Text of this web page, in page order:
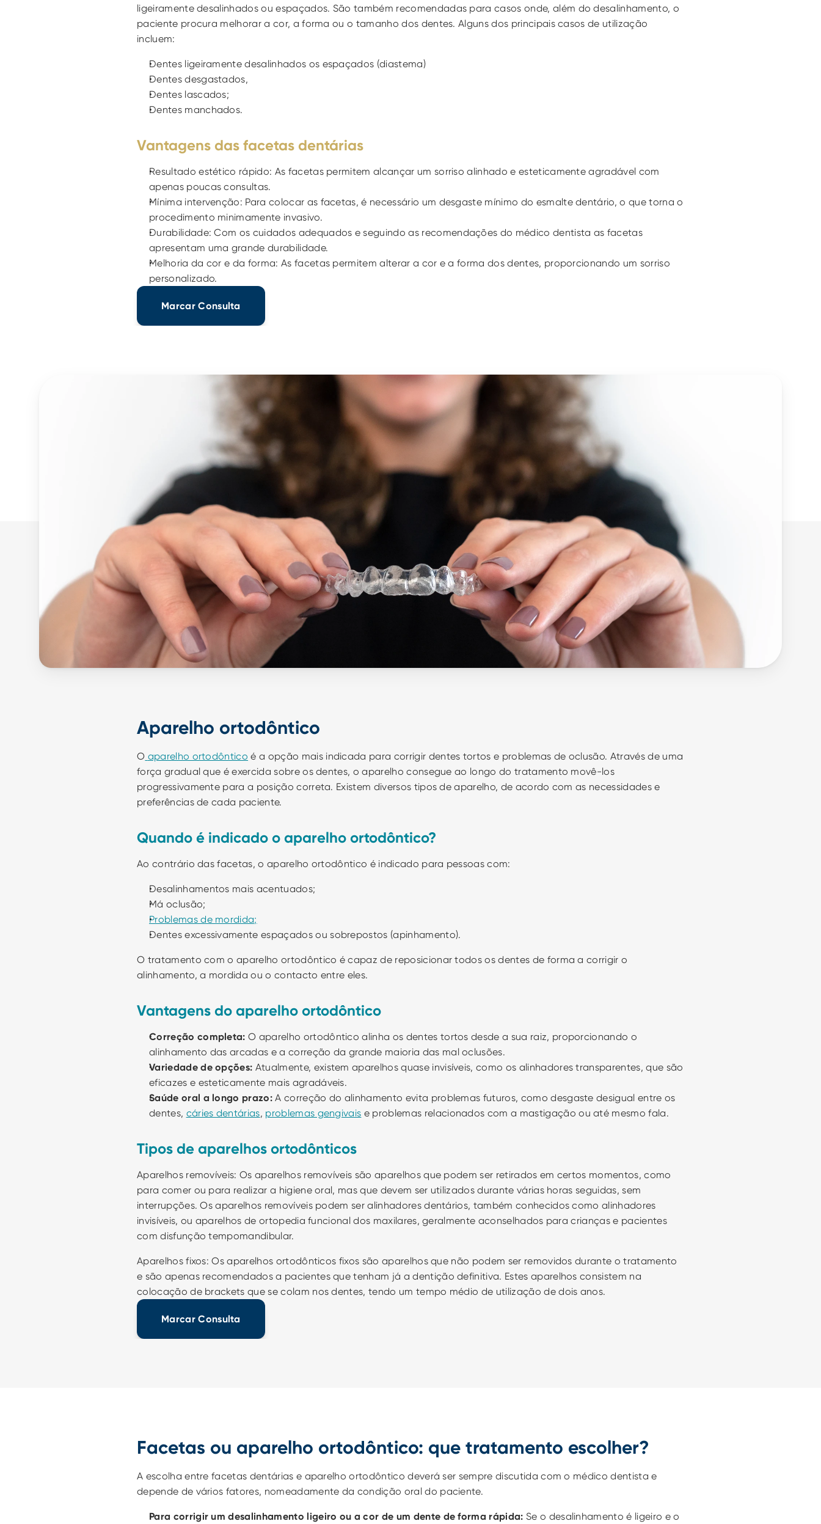
ligeiramente desalinhados ou espaçados. São também recomendadas para casos onde, além do desalinhamento, o
paciente procura melhorar a cor, a forma ou o tamanho dos dentes. Alguns dos principais casos de utilização
incluem:
Dentes ligeiramente desalinhados os espaçados (diastema)
Dentes desgastados,
Dentes lascados;
Dentes manchados.
Vantagens das facetas dentárias
Resultado estético rápido: As facetas permitem alcançar um sorriso alinhado e esteticamente agradável com
apenas poucas consultas.
Mínima intervenção: Para colocar as facetas, é necessário um desgaste mínimo do esmalte dentário, o que torna o
procedimento minimamente invasivo.
Durabilidade: Com os cuidados adequados e seguindo as recomendações do médico dentista as facetas
apresentam uma grande durabilidade.
Melhoria da cor e da forma: As facetas permitem alterar a cor e a forma dos dentes, proporcionando um sorriso
personalizado.
Marcar Consulta
Aparelho ortodôntico
O aparelho ortodôntico é a opção mais indicada para corrigir dentes tortos e problemas de oclusão. Através de uma
força gradual que é exercida sobre os dentes, o aparelho consegue ao longo do tratamento movê-los
progressivamente para a posição correta. Existem diversos tipos de aparelho, de acordo com as necessidades e
preferências de cada paciente.
Quando é indicado o aparelho ortodôntico?
Ao contrário das facetas, o aparelho ortodôntico é indicado para pessoas com:
Desalinhamentos mais acentuados;
Má oclusão;
Problemas de mordida;
Dentes excessivamente espaçados ou sobrepostos (apinhamento).
O tratamento com o aparelho ortodôntico é capaz de reposicionar todos os dentes de forma a corrigir o
alinhamento, a mordida ou o contacto entre eles.
Vantagens do aparelho ortodôntico
Correção completa: O aparelho ortodôntico alinha os dentes tortos desde a sua raiz, proporcionando o
alinhamento das arcadas e a correção da grande maioria das mal oclusões.
Variedade de opções: Atualmente, existem aparelhos quase invisíveis, como os alinhadores transparentes, que são
eficazes e esteticamente mais agradáveis.
Saúde oral a longo prazo: A correção do alinhamento evita problemas futuros, como desgaste desigual entre os
dentes, cáries dentárias, problemas gengivais e problemas relacionados com a mastigação ou até mesmo fala.
Tipos de aparelhos ortodônticos
Aparelhos removíveis: Os aparelhos removíveis são aparelhos que podem ser retirados em certos momentos, como
para comer ou para realizar a higiene oral, mas que devem ser utilizados durante várias horas seguidas, sem
interrupções. Os aparelhos removíveis podem ser alinhadores dentários, também conhecidos como alinhadores
invisíveis, ou aparelhos de ortopedia funcional dos maxilares, geralmente aconselhados para crianças e pacientes
com disfunção tempomandibular.
Aparelhos fixos: Os aparelhos ortodônticos fixos são aparelhos que não podem ser removidos durante o tratamento
e são apenas recomendados a pacientes que tenham já a dentição definitiva. Estes aparelhos consistem na
colocação de brackets que se colam nos dentes, tendo um tempo médio de utilização de dois anos.
Marcar Consulta
Facetas ou aparelho ortodôntico: que tratamento escolher?
A escolha entre facetas dentárias e aparelho ortodôntico deverá ser sempre discutida com o médico dentista e
depende de vários fatores, nomeadamente da condição oral do paciente.
Para corrigir um desalinhamento ligeiro ou a cor de um dente de forma rápida: Se o desalinhamento é ligeiro e o